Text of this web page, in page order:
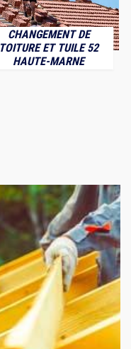
CHANGEMENT DE
TOITURE ET TUILE 52
HAUTE-MARNE